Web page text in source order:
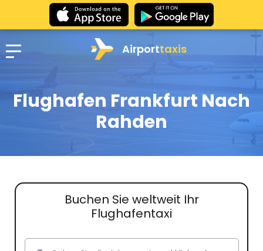
Airporttaxis
Flughafen Frankfurt Nach
Rahden
Buchen Sie weltweit Ihr
Flughafentaxi